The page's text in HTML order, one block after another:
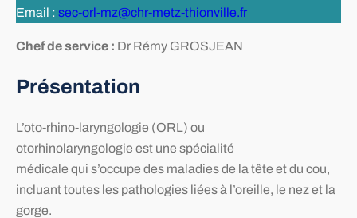
Email : sec-orl-mz@chr-metz-thionville.fr
Chef de service : Dr Rémy GROSJEAN
Présentation
L’oto-rhino-laryngologie (ORL) ou
otorhinolaryngologie est une spécialité
médicale qui s’occupe des maladies de la tête et du cou,
incluant toutes les pathologies liées à l’oreille, le nez et la
gorge.